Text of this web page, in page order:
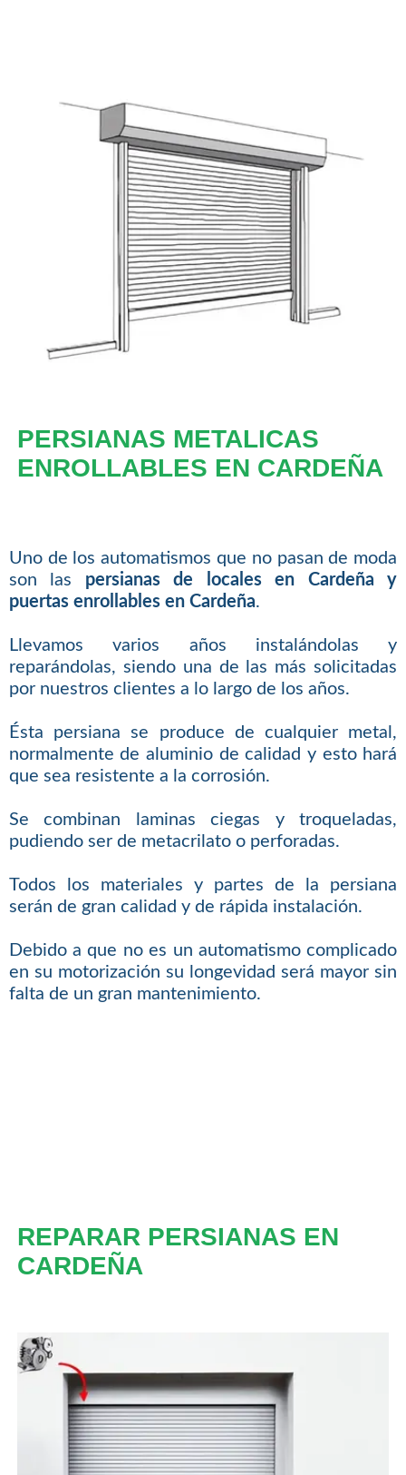
PERSIANAS METALICAS
ENROLLABLES EN CARDEÑA
Uno de los automatismos que no pasan de moda
son las persianas de locales en Cardeña y
puertas enrollables en Cardeña.
Llevamos varios años instalándolas y
reparándolas, siendo una de las más solicitadas
por nuestros clientes a lo largo de los años.
Ésta persiana se produce de cualquier metal,
normalmente de aluminio de calidad y esto hará
que sea resistente a la corrosión.
Se combinan laminas ciegas y troqueladas,
pudiendo ser de metacrilato o perforadas.
Todos los materiales y partes de la persiana
serán de gran calidad y de rápida instalación.
Debido a que no es un automatismo complicado
en su motorización su longevidad será mayor sin
falta de un gran mantenimiento.
REPARAR PERSIANAS EN
CARDEÑA